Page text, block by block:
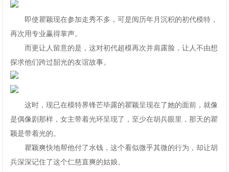
即使瞿颖现在参加走秀不多，可是阅历年月沉积的初代模特，
再次用专业赢得掌声。
而更让人留意的是，这对初代超模再次并肩露脸，让人不由想
探求他们跨过韶光的友谊故事。
这时，现已在模特界锋芒毕露的瞿颖呈现在了她的面前，就像
是偶像剧那样，女主带着光环呈现了，至少在胡兵眼里，那天的瞿
颖是带着光的。
瞿颖爽快地帮他付了水钱，这个看似微乎其微的行为，却让胡
兵深深记住了这个仁慈直爽的姑娘。